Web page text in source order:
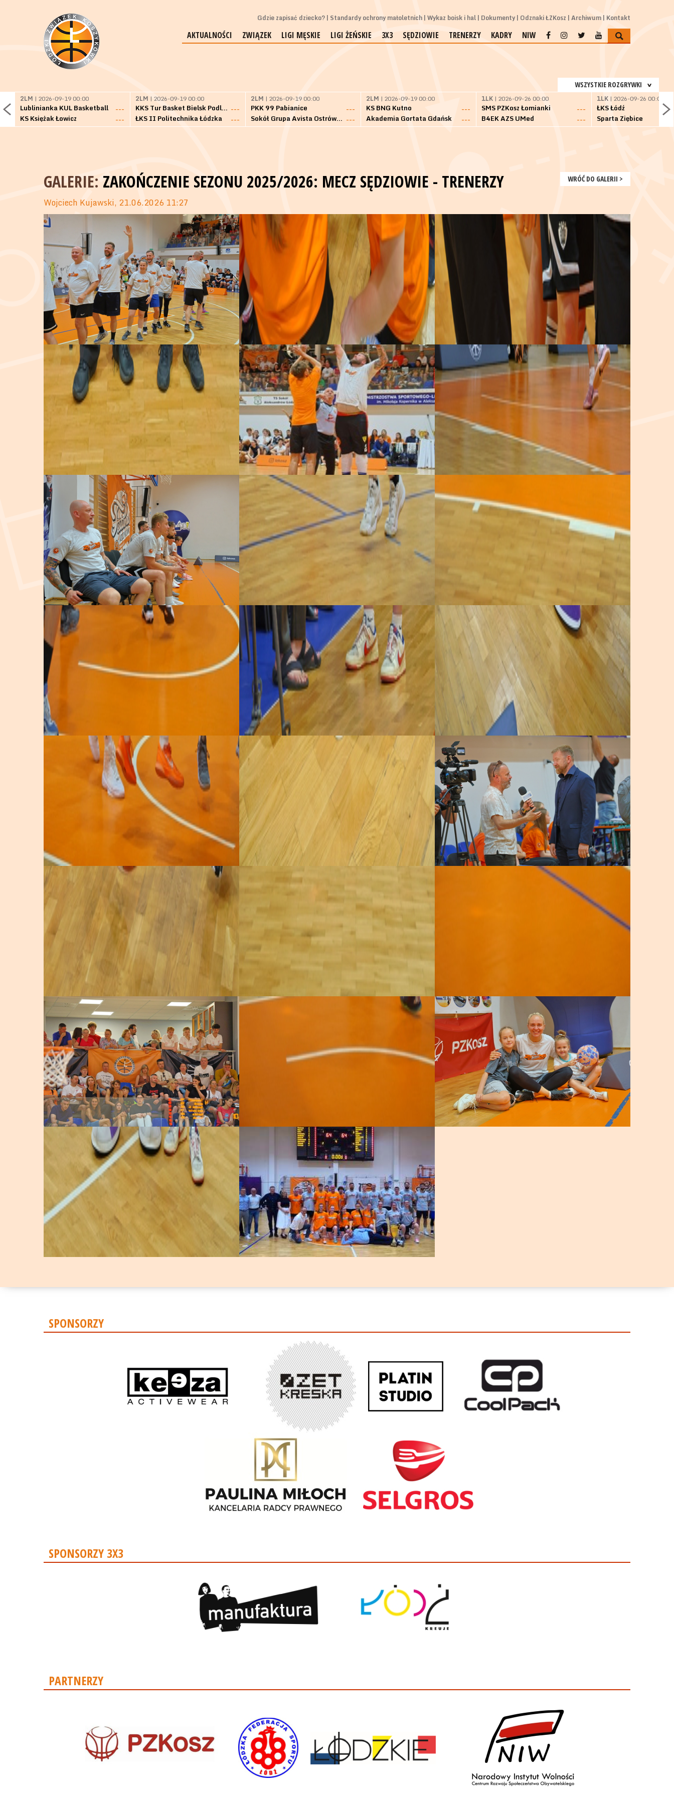
Gdzie zapisać dziecko? Standardy ochrony małoletnich Wykaz boisk i hal Dokumenty Odznaki ŁZKosz Archiwum Kontakt
AKTUALNOŚCI ZWIĄZEK LIGI MĘSKIE LIGI ŻEŃSKIE 3X3 SĘDZIOWIE TRENERZY KADRY NIW
WSZYSTKIE ROZGRYWKI
2LM | 2026-09-19 00:00
Lublinianka KUL Basketball
---
KS Księżak Łowicz
---
2LM | 2026-09-19 00:00
KKS Tur Basket Bielsk Podlaski ---
ŁKS II Politechnika Łódzka
---
2LM | 2026-09-19 00:00
PKK 99 Pabianice
---
Sokół Grupa Avista Ostrów Maz. ---
2LM | 2026-09-19 00:00
KS BNG Kutno
---
Akademia Gortata Gdańsk
---
1LK | 2026-09-26 00:00
SMS PZKosz Łomianki
---
B4EK AZS UMed
---
1LK | 2026-09-26 00:00
ŁKS Łódź
Sparta Ziębice
WRÓĆ DO GALERII >
GALERIE: ZAKOŃCZENIE SEZONU 2025/2026: MECZ SĘDZIOWIE - TRENERZY
Wojciech Kujawski, 21.06.2026 11:27
SPONSORZY
SPONSORZY 3X3
PARTNERZY